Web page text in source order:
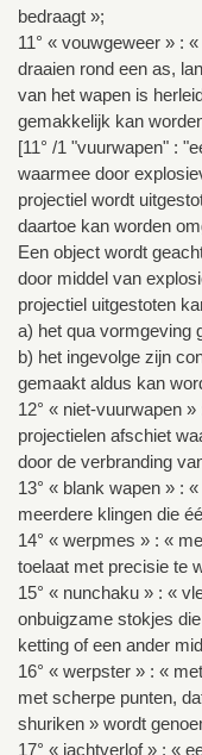
bedraagt »;
11° « vouwgeweer » :
draaien rond een as,
van het wapen is
gemakkelijk kan
[11° /1 "vuurwapen" :
waarmee door
projectiel wordt
daartoe kan worden
Een object wordt
door middel van
projectiel uitgestoten
a) het qua vormgeving
b) het ingevolge zijn
gemaakt aldus kan
12° « niet-vuurwapen
projectielen afschiet
door de verbranding
13° « blank wapen » :
meerdere klingen die
14° « werpmes » : «
toelaat met precisie te
15° « nunchaku » : «
onbuigzame stokjes
ketting of een ander
16° « werpster » : «
met scherpe punten,
shuriken » wordt
17° « jachtverlof » : «